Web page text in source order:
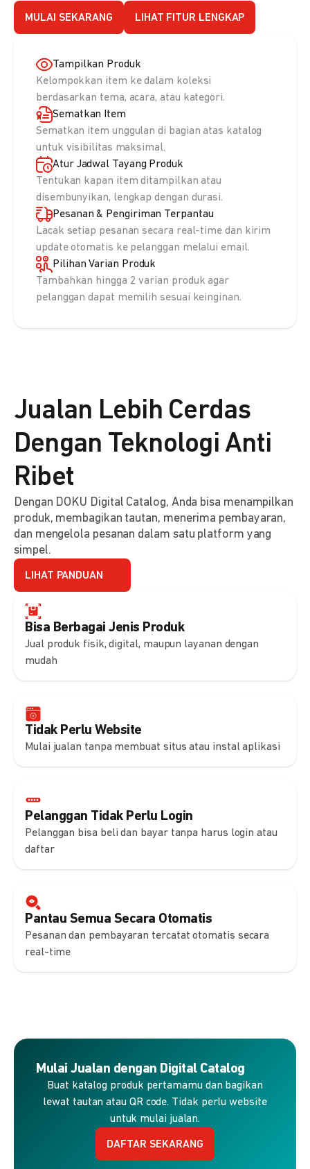
MULAI SEKARANG LIHAT FITUR LENGKAP
Tampilkan Produk
Kelompokkan item ke dalam koleksi
berdasarkan tema, acara, atau kategori.
Sematkan Item
Sematkan item unggulan di bagian atas katalog
untuk visibilitas maksimal.
Atur Jadwal Tayang Produk
Tentukan kapan item ditampilkan atau
disembunyikan, lengkap dengan durasi.
Pesanan & Pengiriman Terpantau
Lacak setiap pesanan secara real-time dan kirim
update otomatis ke pelanggan melalui email.
Pilihan Varian Produk
Tambahkan hingga 2 varian produk agar
pelanggan dapat memilih sesuai keinginan.
Bisa Berbagai Jenis Produk
Jual produk fisik, digital, maupun layanan dengan
mudah
Tidak Perlu Website
Mulai jualan tanpa membuat situs atau instal aplikasi
Pelanggan Tidak Perlu Login
Pelanggan bisa beli dan bayar tanpa harus login atau
daftar
Pantau Semua Secara Otomatis
Pesanan dan pembayaran tercatat otomatis secara
real-time
Jualan Lebih Cerdas
Dengan Teknologi Anti
Ribet
Dengan DOKU Digital Catalog, Anda bisa menampilkan
produk, membagikan tautan, menerima pembayaran,
dan mengelola pesanan dalam satu platform yang
simpel.
LIHAT PANDUAN
Mulai Jualan dengan Digital Catalog
Buat katalog produk pertamamu dan bagikan
lewat tautan atau QR code. Tidak perlu website
untuk mulai jualan.
DAFTAR SEKARANG